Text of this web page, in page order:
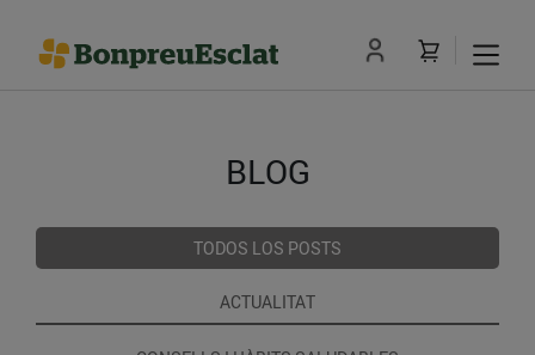
BLOG
TODOS LOS POSTS
ACTUALITAT